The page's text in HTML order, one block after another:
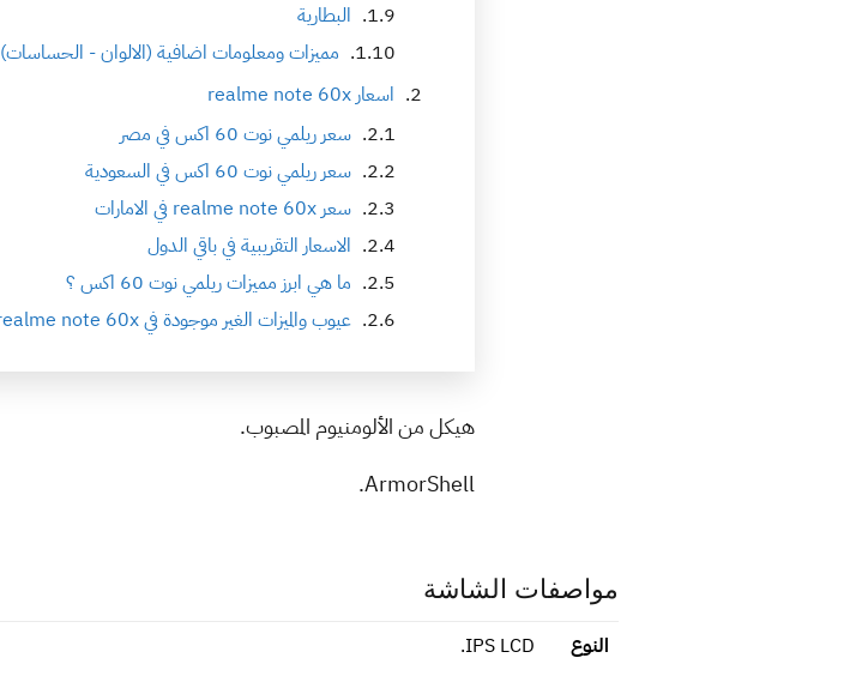
البطارية
مميزات ومعلومات اضافية (الالوان - الحساسات)
اسعار realme note 60x
سعر ريلمي نوت 60 اكس في مصر
سعر ريلمي نوت 60 اكس في السعودية
سعر realme note 60x في الامارات
الاسعار التقريبية في باقي الدول
ما هي ابرز مميزات ريلمي نوت 60 اكس ؟
عيوب والميزات الغير موجودة في realme note 60x
هيكل من الألومنيوم المصبوب.
ArmorShell.
مواصفات الشاشة
النوع IPS LCD.